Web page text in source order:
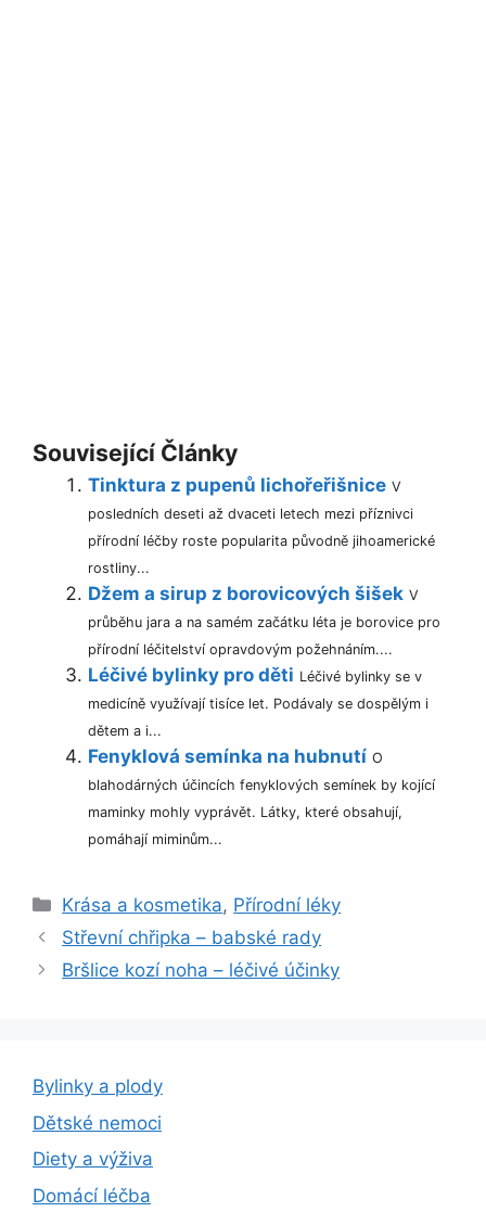
Související Články
Tinktura z pupenů lichořeřišnice V
posledních deseti až dvaceti letech mezi příznivci
přírodní léčby roste popularita původně jihoamerické
rostliny...
Džem a sirup z borovicových šišek V
průběhu jara a na samém začátku léta je borovice pro
přírodní léčitelství opravdovým požehnáním....
Léčivé bylinky pro děti Léčivé bylinky se v
medicíně využívají tisíce let. Podávaly se dospělým i
dětem a i...
Fenyklová semínka na hubnutí O
blahodárných účincích fenyklových semínek by kojící
maminky mohly vyprávět. Látky, které obsahují,
pomáhají miminům...
Rubriky
Krása a kosmetika, Přírodní léky
Střevní chřipka – babské rady
Bršlice kozí noha – léčivé účinky
Bylinky a plody
Dětské nemoci
Diety a výživa
Domácí léčba